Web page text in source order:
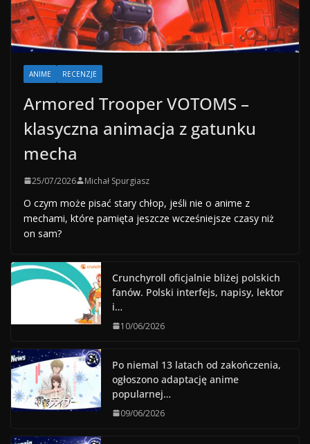
ANIME RECENZJE
Armored Trooper VOTOMS –
klasyczna animacja z gatunku
mecha
25/07/2026 Michał Spurgiasz
O czym może pisać stary chłop, jeśli nie o anime z
mechami, które pamięta jeszcze wcześniejsze czasy niż
on sam?
Crunchyroll oficjalnie bliżej polskich
fanów. Polski interfejs, napisy, lektor
i…
10/06/2026
Po niemal 13 latach od zakończenia,
ogłoszono adaptację anime
popularnej…
09/06/2026